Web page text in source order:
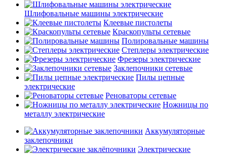
Шлифовальные машины электрические
Клеевые пистолеты
Краскопульты сетевые
Полировальные машины
Степлеры электрические
Фрезеры электрические
Заклепочники сетевые
Пилы цепные
электрические
Реноваторы сетевые
Ножницы по
металлу электрические
Аккумуляторные
заклепочники
Электрические